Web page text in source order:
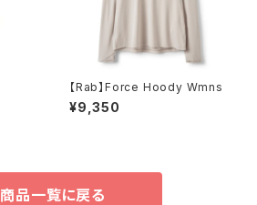
【Rab】Force Hoody Wmns
¥9,350
商品一覧に戻る